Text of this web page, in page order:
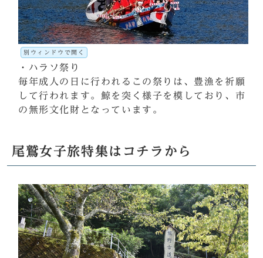
別ウィンドウで開く
・ハラソ祭り
毎年成人の日に行われるこの祭りは、豊漁を祈願
して行われます。鯨を突く様子を模しており、市
の無形文化財となっています。
尾鷲女子旅特集はコチラから